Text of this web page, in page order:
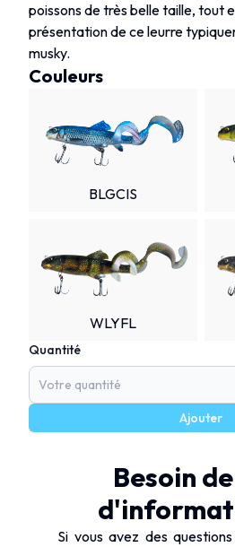
poissons de très belle taille, tout
présentation de ce leurre
musky.
Couleurs
BLGCIS
WLYFL
Quantité
Ajouter
Besoin
Si vous avez des